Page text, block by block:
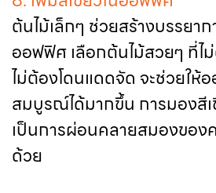
ต้นไม้เล็กๆ ช่วยสร้างบรรยา
ออฟฟิศ เลือกต้นไม้สวยๆ ที่ไ
ไม่ต้องโดนแดดจัด จะช่วยใ
สมบูรณ์ได้มากขึ้น การมองสี
เป็นการผ่อนคลายสมองขอ
ด้วย